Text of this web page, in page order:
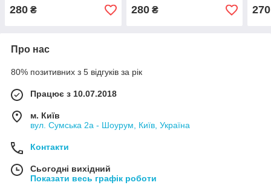
280 ₴ 280₴ 270
Про нас
80% позитивних з 5 відгуків за рік
Працює з 10.07.2018
м. Київ
вул. Сумська 2а - Шоурум, Київ, Україна
Контакти
Сьогодні вихідний
Показати весь графік роботи